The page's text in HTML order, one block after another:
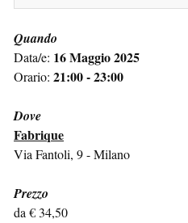
Quando
Data/e: 16 Maggio 2025
Orario: 21:00 - 23:00
Dove
Fabrique
Via Fantoli, 9 - Milano
Prezzo
da € 34,50